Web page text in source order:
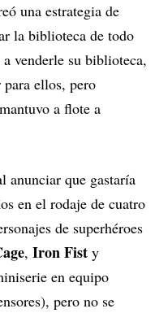
una estrategia de
la biblioteca de todo
venderle su biblioteca,
ellos, pero
a flote a
anunciar que gastaría
en el rodaje de cuatro
de superhéroes
, Iron Fist y
en equipo
pero no se